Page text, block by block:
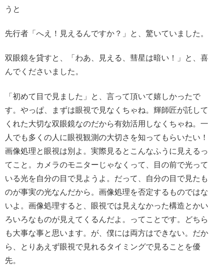
うと
先行者「へえ！見えるんですか？」と、驚いていました。
双眼鏡を貸すと、「わあ、見える、彗星は暗い！」と、喜
んでくださいました。
「初めて目で見ました」と、言って頂いて嬉しかったで
す。やっぱ、まずは眼視で見なくちゃね。輝師匠が託して
くれた大切な双眼鏡なのだから有効活用しなくちゃね。一
人でも多くの人に眼視観測の大切さを知ってもらいたい！
画像処理と眼視は別よ。実際見るとこんなふうに見えるっ
てこと。カメラのモニターじゃなくって、目の前で光って
いる光を自分の目で見ようよ。だって、自分の目で見たも
のが事実の光なんだから。画像処理を否定するものではな
いよ。画像処理すると、眼視では見えなかった構造とかい
ろいろなものが見えてくるんだよ。ってことです。どちら
も大事な事と思います。が、僕には両方はできない。だか
ら、とりあえず眼視で見れるタイミングで見ることを優
先。